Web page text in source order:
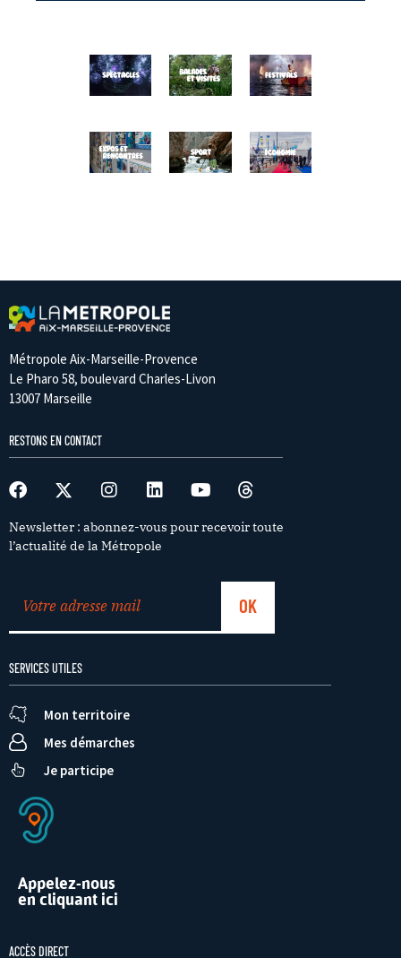
Métropole Aix-Marseille-Provence
Le Pharo 58, boulevard Charles-Livon
13007 Marseille
RESTONS EN CONTACT
Newsletter : abonnez-vous pour recevoir toute
l’actualité de la Métropole
SERVICES UTILES
Mon territoire
Mes démarches
Je participe
Appelez-nous
en cliquant ici
ACCÈS DIRECT